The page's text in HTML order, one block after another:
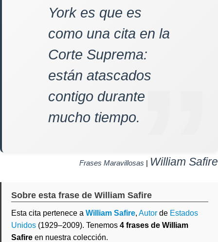
York es que es
como una cita en la
Corte Suprema:
están atascados
contigo durante
mucho tiempo.
Frases Maravillosas | William Safire
Sobre esta frase de William Safire
Esta cita pertenece a William Safire, Autor de Estados
Unidos (1929–2009). Tenemos 4 frases de William
Safire en nuestra colección.